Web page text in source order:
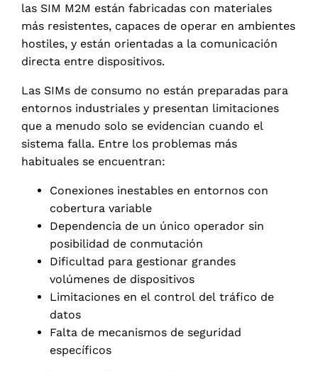
las SIM M2M están fabricadas con materiales
más resistentes, capaces de operar en ambientes
hostiles, y están orientadas a la comunicación
directa entre dispositivos.
Las SIMs de consumo no están preparadas para
entornos industriales y presentan limitaciones
que a menudo solo se evidencian cuando el
sistema falla. Entre los problemas más
habituales se encuentran:
Conexiones inestables en entornos con
cobertura variable
Dependencia de un único operador sin
posibilidad de conmutación
Dificultad para gestionar grandes
volúmenes de dispositivos
Limitaciones en el control del tráfico de
datos
Falta de mecanismos de seguridad
específicos